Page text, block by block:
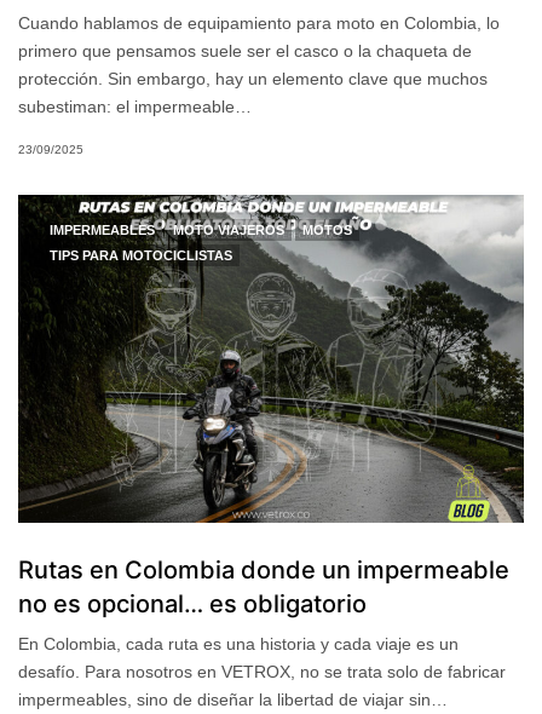
Cuando hablamos de equipamiento para moto en Colombia, lo
primero que pensamos suele ser el casco o la chaqueta de
protección. Sin embargo, hay un elemento clave que muchos
subestiman: el impermeable…
23/09/2025
IMPERMEABLES MOTO VIAJEROS
MOTOS
TIPS PARA MOTOCICLISTAS
Rutas en Colombia donde un impermeable
no es opcional… es obligatorio
En Colombia, cada ruta es una historia y cada viaje es un
desafío. Para nosotros en VETROX, no se trata solo de fabricar
impermeables, sino de diseñar la libertad de viajar sin…